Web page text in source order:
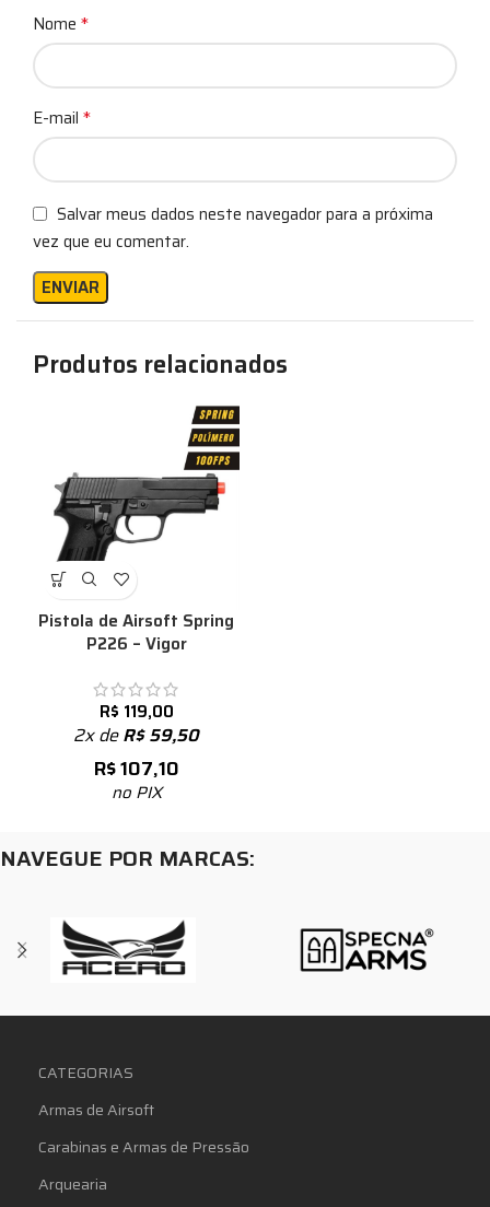
Nome *
E-mail *
Salvar meus dados neste navegador para a próxima
vez que eu comentar.
Produtos relacionados
Pistola de Airsoft Spring
P226 – Vigor
R$ 119,00
2x deR$59,50
R$107,10
no PIX
NAVEGUE POR MARCAS:
CATEGORIAS
Armas de Airsoft
Carabinas e Armas de Pressão
Arquearia